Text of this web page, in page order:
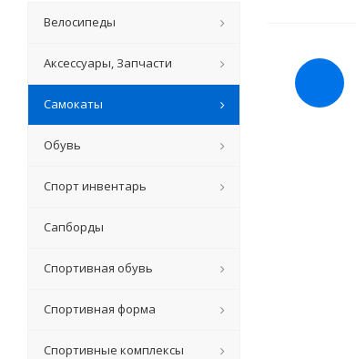
Велосипеды
Аксессуары, Запчасти
Самокаты
Обувь
Спорт инвентарь
Сапборды
Спортивная обувь
Спортивная форма
Спортивные комплексы